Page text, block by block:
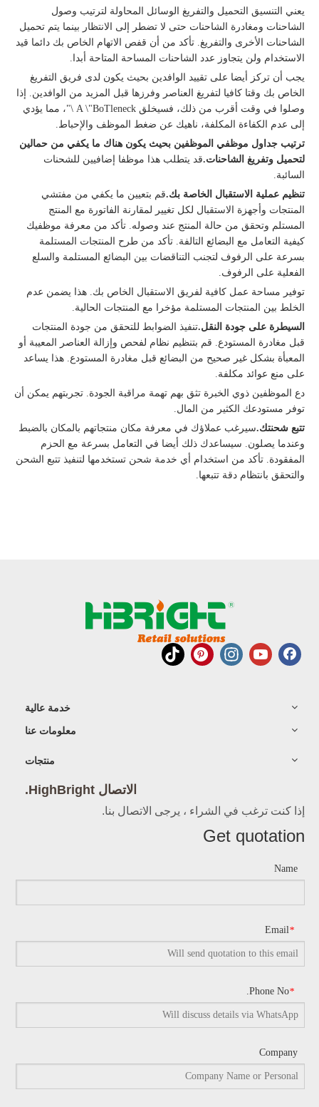
يعني التنسيق التحميل والتفريغ الوسائل المحاولة لترتيب وصول
الشاحنات ومغادرة الشاحنات حتى لا تضطر إلى الانتظار بينما يتم تحميل
الشاحنات الأخرى والتفريغ. تأكد من أن قفص الاتهام الخاص بك دائما قيد
الاستخدام ولن يتجاوز عدد الشاحنات المساحة المتاحة أبدا.
يجب أن تركز أيضا على تقييد الوافدين بحيث يكون لدى فريق التفريغ
الخاص بك وقتا كافيا لتفريغ العناصر وفرزها قبل المزيد من الوافدين. إذا
وصلوا في وقت أقرب من ذلك، فسيخلق A \"BoTleneck \"، مما يؤدي
إلى عدم الكفاءة المكلفة، ناهيك عن ضغط الموظف والإحباط.
ترتيب جداول موظفي الموظفين بحيث يكون هناك ما يكفي من حمالين
لتحميل وتفريغ الشاحنات.قد يتطلب هذا موظفا إضافيين للشحنات
السائبة.
تنظيم عملية الاستقبال الخاصة بك.قم بتعيين ما يكفي من مفتشي
المنتجات وأجهزة الاستقبال لكل تغيير لمقارنة الفاتورة مع المنتج
المستلم وتحقق من حالة المنتج عند وصوله. تأكد من معرفة موظفيك
كيفية التعامل مع البضائع التالفة. تأكد من طرح المنتجات المستلمة
بسرعة على الرفوف لتجنب التناقضات بين البضائع المستلمة والسلع
الفعلية على الرفوف.
توفير مساحة عمل كافية لفريق الاستقبال الخاص بك. هذا يضمن عدم
الخلط بين المنتجات المستلمة مؤخرا مع المنتجات الحالية.
السيطرة على جودة النقل.تنفيذ الضوابط للتحقق من جودة المنتجات
قبل مغادرة المستودع. قم بتنظيم نظام لفحص وإزالة العناصر المعيبة أو
المعبأة بشكل غير صحيح من البضائع قبل مغادرة المستودع. هذا يساعد
على منع عوائد مكلفة.
دع الموظفين ذوي الخبرة تثق بهم تهمة مراقبة الجودة. تجربتهم يمكن أن
توفر مستودعك الكثير من المال.
تتبع شحنتك.سيرغب عملاؤك في معرفة مكان منتجاتهم بالمكان بالضبط
وعندما يصلون. سيساعدك ذلك أيضا في التعامل بسرعة مع الحزم
المفقودة. تأكد من استخدام أي خدمة شحن تستخدمها لتنفيذ تتبع الشحن
والتحقق بانتظام دقة تتبعها.
خدمة عالية
معلومات عنا
منتجات
الاتصال HighBright.
إذا كنت ترغب في الشراء ، يرجى الاتصال بنا.
Get quotation
Name
*
Email
*
Phone No.
Company